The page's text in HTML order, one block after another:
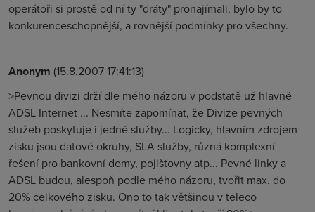
operátoři si prostě od ní ty "dráty" pronajímali, bylo by to
konkurenceschopnější, a rovnější podmínky pro všechny.
Anonym (15.8.2007 17:41:13)
>Pevnou divizi drží dle mého názoru v podstatě už hlavně
ADSL Internet ... Nesmíte zapomínat, že Divize pevných
služeb poskytuje i jedné služby... Logicky, hlavním zdrojem
zisku jsou datové okruhy, SLA služby, různá komplexní
řešení pro bankovní domy, pojišťovny atp... Pevné linky a
ADSL budou, alespoň podle mého názoru, tvořit max. do
20% celkového zisku. Ono to tak většinou v teleco